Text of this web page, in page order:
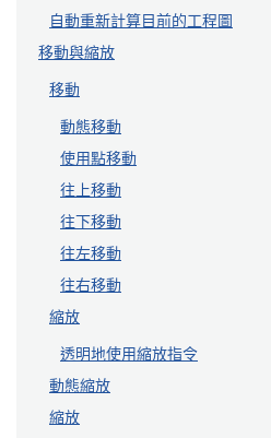
自動重新計算目前的工程圖
移動與縮放
移動
動態移動
使用點移動
往上移動
往下移動
往左移動
往右移動
縮放
透明地使用縮放指令
動態縮放
縮放